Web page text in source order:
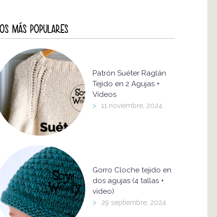
MÁS POPULARES
Patrón Suéter Raglán
Tejido en 2 Agujas +
Vídeos
> 11 noviembre, 2024
Gorro Cloche tejido en
dos agujas (4 tallas +
video)
> 29 septiembre, 2024